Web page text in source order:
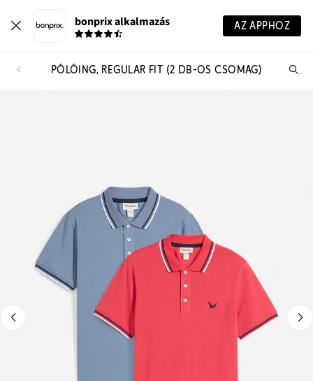
bonprix alkalmazás AZ APPHOZ
PÓLÓING, REGULAR FIT (2 DB-OS CSOMAG)